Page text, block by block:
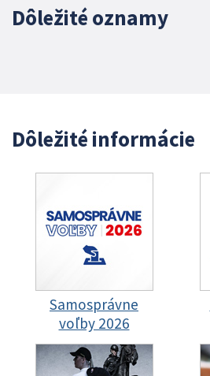
Dôležité oznamy
Dôležité informácie
Samosprávne
voľby 2026